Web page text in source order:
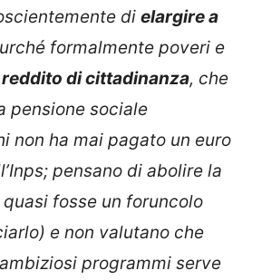
di elargire a
formalmente poveri e
reddito di cittadinanza, che
pensione sociale
non ha mai pagato un euro
pensano di abolire la
quasi fosse un foruncolo
e non valutano che
programmi serve